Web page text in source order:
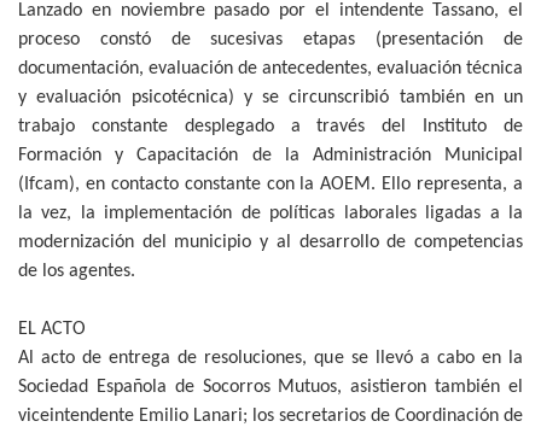
Lanzado en noviembre pasado por el intendente Tassano, el
proceso constó de sucesivas etapas (presentación de
documentación, evaluación de antecedentes, evaluación técnica
y evaluación psicotécnica) y se circunscribió también en un
trabajo constante desplegado a través del Instituto de
Formación y Capacitación de la Administración Municipal
(Ifcam), en contacto constante con la AOEM. Ello representa, a
la vez, la implementación de políticas laborales ligadas a la
modernización del municipio y al desarrollo de competencias
de los agentes.
EL ACTO
Al acto de entrega de resoluciones, que se llevó a cabo en la
Sociedad Española de Socorros Mutuos, asistieron también el
viceintendente Emilio Lanari; los secretarios de Coordinación de